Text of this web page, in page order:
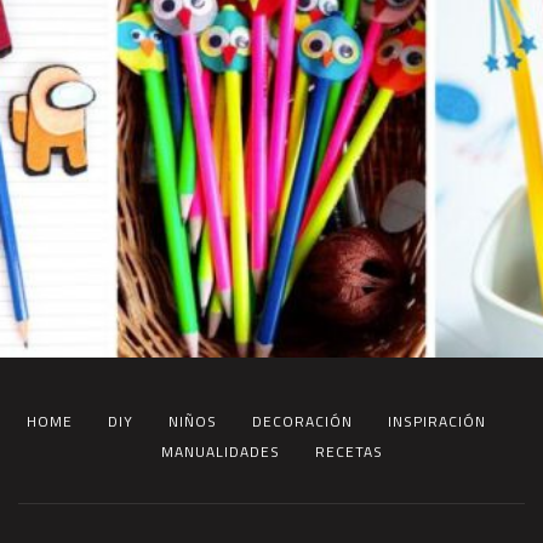
HOME DIY NIÑOS DECORACIÓN
INSPIRACIÓN
MANUALIDADES
RECETAS